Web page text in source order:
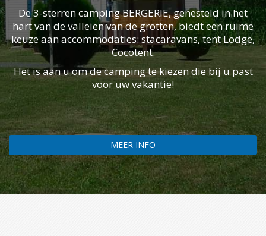
De 3-sterren camping BERGERIE, genesteld in het
hart van de valleien van de grotten, biedt een ruime
keuze aan accommodaties: stacaravans, tent Lodge,
Cocotent.
Het is aan u om de camping te kiezen die bij u past
voor uw vakantie!
MEER INFO